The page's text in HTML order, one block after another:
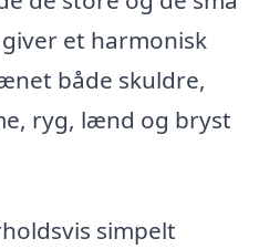
et harmonisk
både skuldre,
ryg, lænd og bryst
simpelt